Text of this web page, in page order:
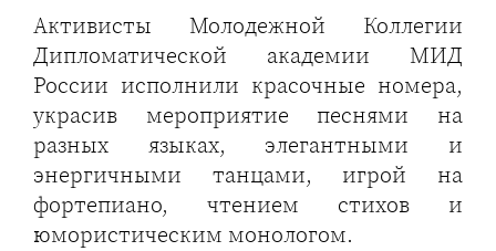
Активисты Молодежной Коллегии
Дипломатической академии МИД
России исполнили красочные номера,
украсив мероприятие песнями на
разных языках, элегантными и
энергичными танцами, игрой на
фортепиано, чтением стихов и
юмористическим монологом.